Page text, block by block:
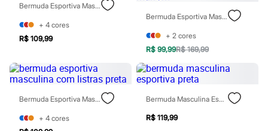
Biquínis
Maiôs
Saídas de praia
Personagens
Blusas e Camisetas
Calças
Casacos e Jaquetas
Jeans
Moda esportiva
Shorts e Saias
Vestidos
Bermuda Esportiva Masculina Com Listras Bege
+ 4 cores
R$ 109,99
Bermuda Esportiva Masculina De Poliamida Marrom
+ 2 cores
R$ 99,99R$ 169,99
Bermuda Esportiva Masculina Com Listras Preta
+ 4 cores
Bermuda Masculina Esportiva Preta
R$ 119,99